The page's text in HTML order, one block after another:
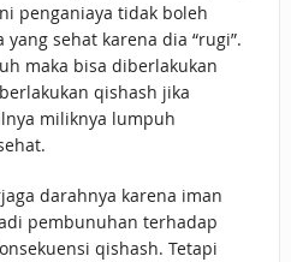
penganiaya tidak boleh
sehat karena dia “rugi”.
maka bisa diberlakukan
qishash jika
miliknya lumpuh
darahnya karena iman
pembunuhan terhadap
qishash. Tetapi